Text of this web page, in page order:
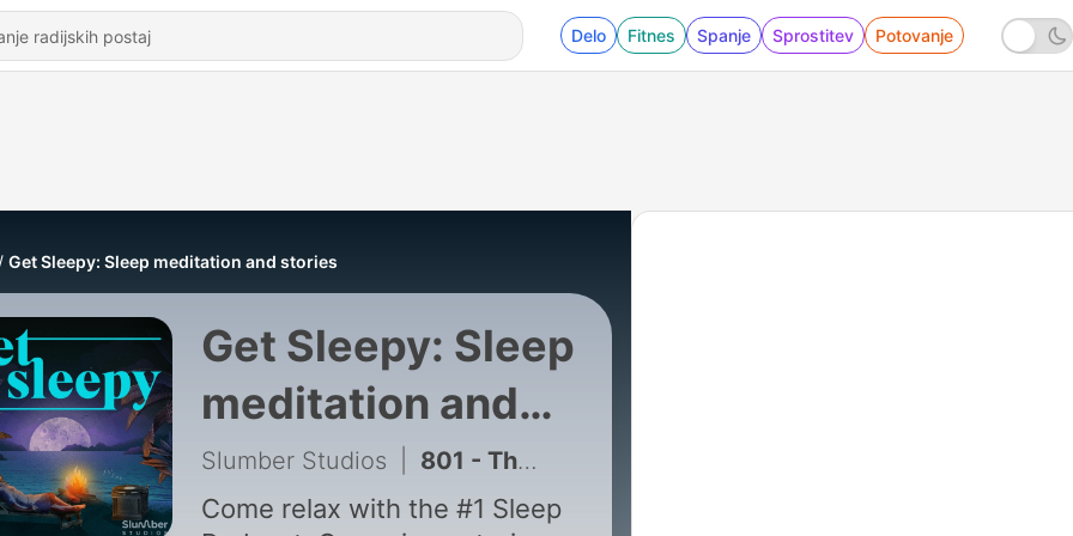
Delo Fitnes Spanje Sprostitev Potovanje
Get Sleepy: Sleep meditation and stories
Get Sleepy: Sleep
meditation and
stories
Slumber Studios 801 - The Stars of Tekapo (Encore)
Come relax with the #1 Sleep